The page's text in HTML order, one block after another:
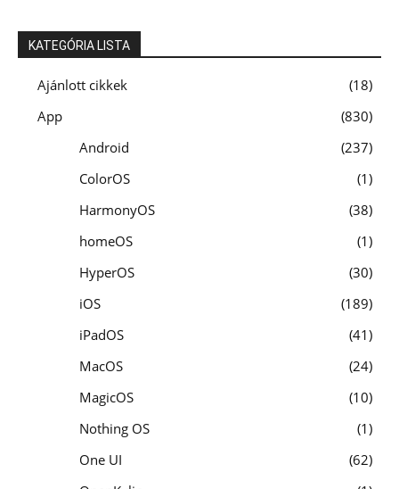
KATEGÓRIA LISTA
Ajánlott cikkek
18
App
830
Android
237
ColorOS
1
HarmonyOS
38
homeOS
1
HyperOS
30
iOS
189
iPadOS
41
MacOS
24
MagicOS
10
Nothing OS
1
One UI
62